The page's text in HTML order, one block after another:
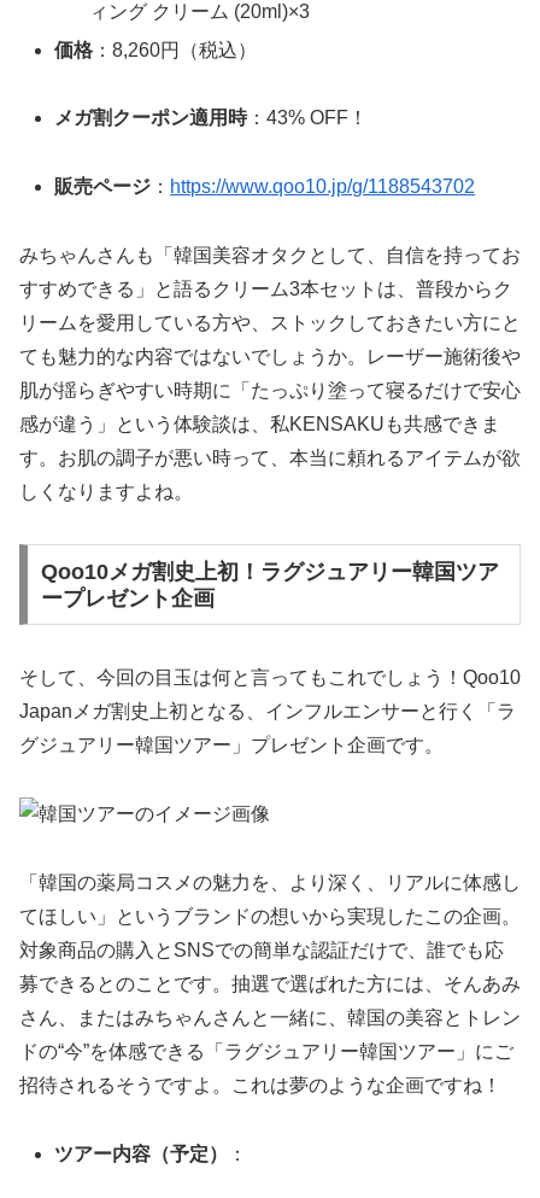
ィング クリーム (20ml)×3
価格 ：8,260円（税込）
メガ割クーポン適用時：43% OFF！
販売ページ ： https://www.qoo10.jp/g/1188543702
みちゃんさんも「韓国美容オタクとして、自信を持ってお
すすめできる」と語るクリーム3本セットは、普段からク
リームを愛用している方や、ストックしておきたい方にと
ても魅力的な内容ではないでしょうか。レーザー施術後や
肌が揺らぎやすい時期に「たっぷり塗って寝るだけで安心
感が違う」という体験談は、私KENSAKUも共感できま
す。お肌の調子が悪い時って、本当に頼れるアイテムが欲
しくなりますよね。
Qoo10メガ割史上初！ラグジュアリー韓国ツア
ープレゼント企画
そして、今回の目玉は何と言ってもこれでしょう！Qoo10
Japanメガ割史上初となる、インフルエンサーと行く「ラ
グジュアリー韓国ツアー」プレゼント企画です。
「韓国の薬局コスメの魅力を、より深く、リアルに体感し
てほしい」というブランドの想いから実現したこの企画。
対象商品の購入とSNSでの簡単な認証だけで、誰でも応
募できるとのことです。抽選で選ばれた方には、そんあみ
さん、またはみちゃんさんと一緒に、韓国の美容とトレン
ドの“今”を体感できる「ラグジュアリー韓国ツアー」にご
招待されるそうですよ。これは夢のような企画ですね！
ツアー内容（予定） ：